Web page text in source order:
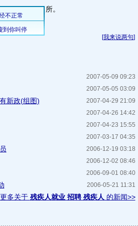
所。
[我来说两句]
2007-05-09 09:23
2007-05-05 03:09
2007-04-29 21:09
新政(组图)
2007-04-26 14:42
2007-04-23 15:55
2007-03-17 04:35
2006-12-19 03:18
2006-12-02 08:46
2006-09-01 08:40
2006-05-21 11:31
更多关于 残疾人就业 招聘 残疾人 的新闻>>